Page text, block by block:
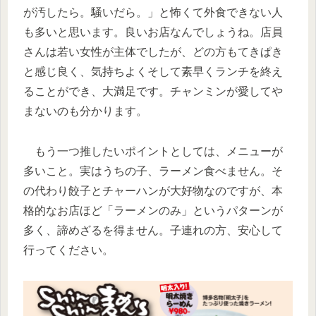
が汚したら。騒いだら。」と怖くて外食できない人
も多いと思います。良いお店なんでしょうね。店員
さんは若い女性が主体でしたが、どの方もてきぱき
と感じ良く、気持ちよくそして素早くランチを終え
ることができ、大満足です。チャンミンが愛してや
まないのも分かります。
もう一つ推したいポイントとしては、メニューが
多いこと。実はうちの子、ラーメン食べません。そ
の代わり餃子とチャーハンが大好物なのですが、本
格的なお店ほど「ラーメンのみ」というパターンが
多く、諦めざるを得ません。子連れの方、安心して
行ってください。